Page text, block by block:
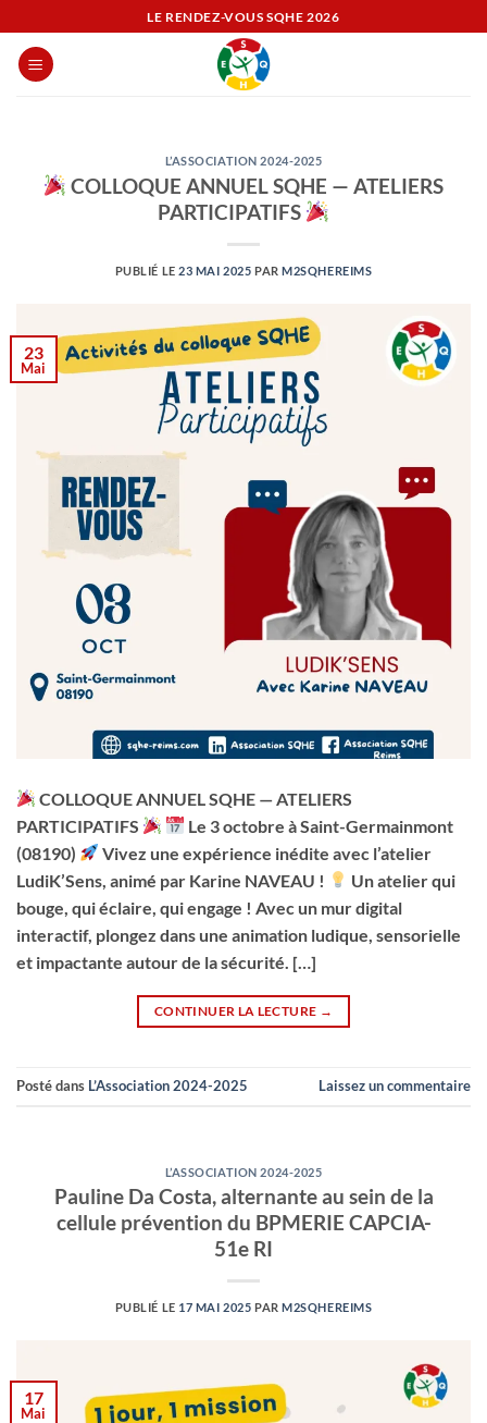
au
contenu
LE RENDEZ-VOUS SQHE 2026
L’ASSOCIATION 2024-2025
COLLOQUE ANNUEL SQHE — ATELIERS
PARTICIPATIFS
PUBLIÉ LE23 MAI 2025 PARM2SQHEREIMS
23
Mai
COLLOQUE ANNUEL SQHE — ATELIERS
PARTICIPATIFS
Le 3 octobre à Saint-Germainmont
(08190)
Vivez une expérience inédite avec l’atelier
LudiK’Sens, animé par Karine NAVEAU !
Un atelier qui
bouge, qui éclaire, qui engage ! Avec un mur digital
interactif, plongez dans une animation ludique, sensorielle
et impactante autour de la sécurité. […]
CONTINUER LA LECTURE →
Posté dans L’Association 2024-2025 Laissez un commentaire
L’ASSOCIATION 2024-2025
Pauline Da Costa, alternante au sein de la
cellule prévention du BPMERIE CAPCIA-
51e RI
PUBLIÉ LE 17 MAI 2025 PARM2SQHEREIMS
17
Mai